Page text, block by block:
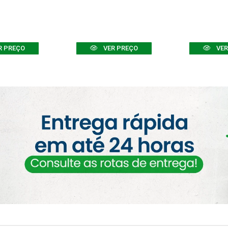
PREÇO VER PREÇO